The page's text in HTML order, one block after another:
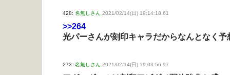
428: 名無しさん 2021/02/14(日) 19:14:18.61
>>264
光パーさんが刻印キャラだからなんとなく予
273: 名無しさん 2021/02/14(日) 19:03:56.97